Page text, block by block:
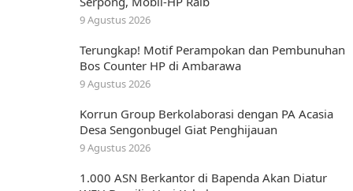
9 Agustus 2026
Terungkap! Motif Perampokan dan Pembunuhan
Bos Counter HP di Ambarawa
9 Agustus 2026
Korrun Group Berkolaborasi dengan PA Acasia
Desa Sengonbugel Giat Penghijauan
9 Agustus 2026
1.000 ASN Berkantor di Bapenda Akan Diatur